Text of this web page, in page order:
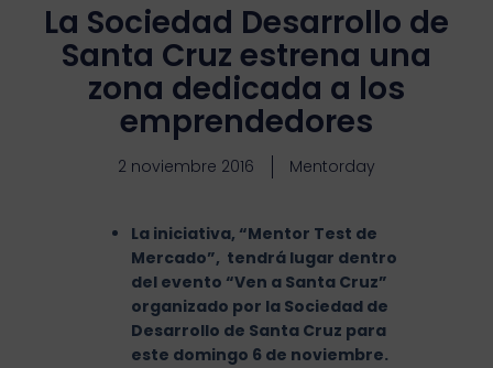
La Sociedad Desarrollo de
Santa Cruz estrena una
zona dedicada a los
emprendedores
2 noviembre 2016 Mentorday
La iniciativa, “Mentor Test de
Mercado”, tendrá lugar dentro
del evento “Ven a Santa Cruz”
organizado por la Sociedad de
Desarrollo de Santa Cruz para
este domingo 6 de noviembre.